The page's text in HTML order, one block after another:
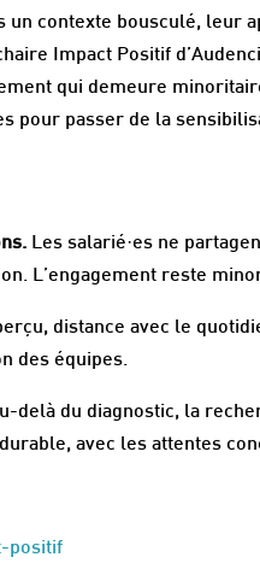
un contexte bousculé, leur
Impact Positif
qui demeure
pour passer de la
Les salarié·es ne
L’engagement reste
distance avec le
des équipes.
delà du diagnostic, la
avec les attentes
positif